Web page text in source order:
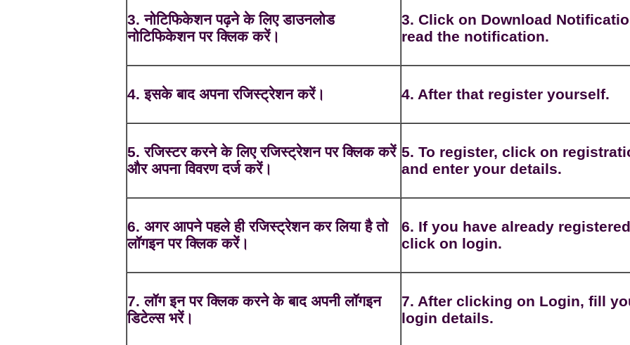
3. नोटिफिकेशन पढ़ने के लिए डाउनलोड
नोटिफिकेशन पर क्लिक करें।
3. Click on Download
read the notification.
4. इसके बाद अपना रजिस्ट्रेशन करें। 4. After that register yourself.
5. रजिस्टर करने के लिए रजिस्ट्रेशन पर क्लिक करें
और अपना विवरण दर्ज करें।
5. To register, click on
and enter your details.
6. अगर आपने पहले ही रजिस्ट्रेशन कर लिया है तो
लॉगइन पर क्लिक करें।
6. If you have already
click on login.
7. लॉग इन पर क्लिक करने के बाद अपनी लॉगइन
डिटेल्स भरें।
7. After clicking on Login, fill
login details.